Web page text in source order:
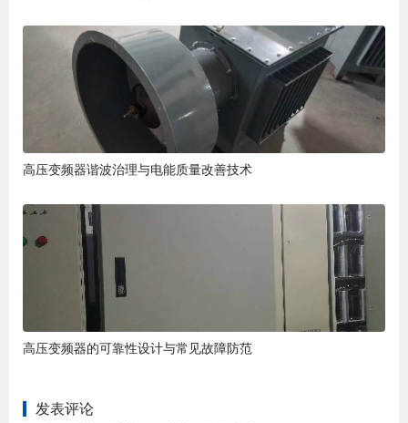
高压变频器谐波治理与电能质量改善技术
高压变频器的可靠性设计与常见故障防范
发表评论